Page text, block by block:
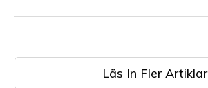
Läs In Fler Artiklar